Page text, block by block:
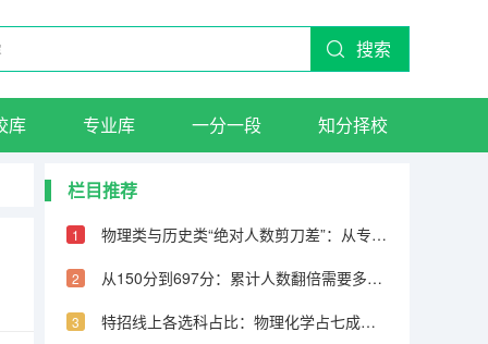
搜索
库 专业库 一分一段 知分择校
栏目推荐
物理类与历史类“绝对人数剪刀差”：从专科到600分物理反超22万人
从150分到697分：累计人数翻倍需要多少分，越高分段跨越越大
特招线上各选科占比：物理化学占七成，历史仅占三成